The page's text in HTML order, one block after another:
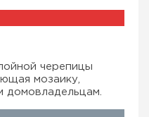
черепицы
мозаику,
домовладельцам.